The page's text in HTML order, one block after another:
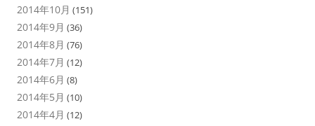
2014年10月 (151)
2014年9月 (36)
2014年8月 (76)
2014年7月 (12)
2014年6月 (8)
2014年5月 (10)
2014年4月 (12)